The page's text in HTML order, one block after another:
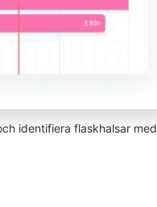
identifiera flaskhalsar med